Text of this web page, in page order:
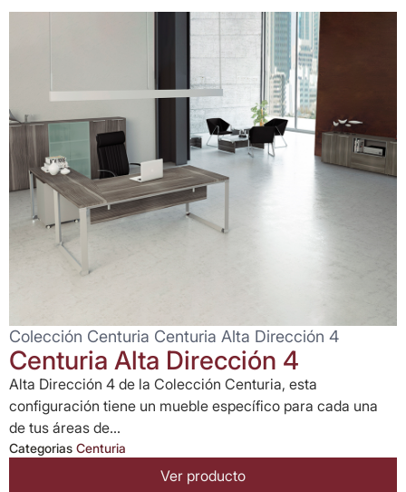
Colección Centuria Centuria Alta Dirección 4
Centuria Alta Dirección 4
Alta Dirección 4 de la Colección Centuria, esta
configuración tiene un mueble específico para cada una
de tus áreas de...
Categorias Centuria
Ver producto